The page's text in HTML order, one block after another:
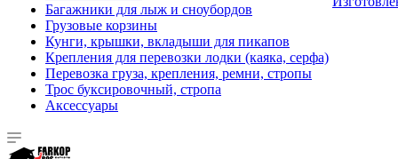
Багажники для лыж и сноубордов
Грузовые корзины
Кунги, крышки, вкладыши для пикапов
Крепления для перевозки лодки (каяка, серфа)
Перевозка груза, крепления, ремни, стропы
Трос буксировочный, стропа
Аксессуары